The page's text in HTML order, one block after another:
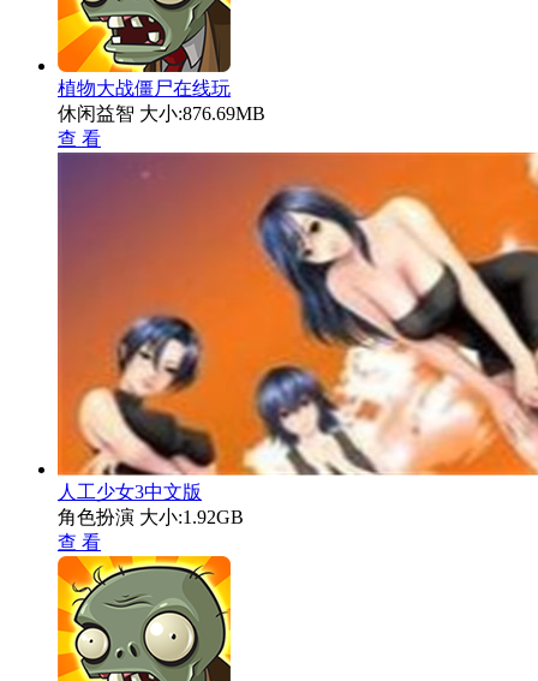
植物大战僵尸在线玩
休闲益智 大小:876.69MB
查 看
人工少女3中文版
角色扮演 大小:1.92GB
查 看